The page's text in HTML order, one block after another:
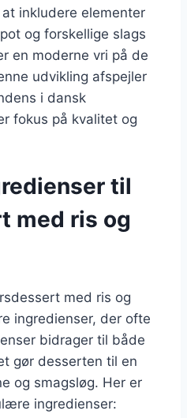
inkludere elementer
og forskellige slags
en moderne vri på de
udvikling afspejler
i dansk
fokus på kvalitet og
til
med ris og
med ris og
ingredienser, der ofte
bidrager til både
gør desserten til en
og smagsløg. Her er
ingredienser: